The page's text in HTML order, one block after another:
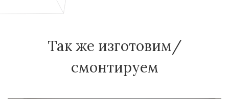
Так же изготовим/
смонтируем